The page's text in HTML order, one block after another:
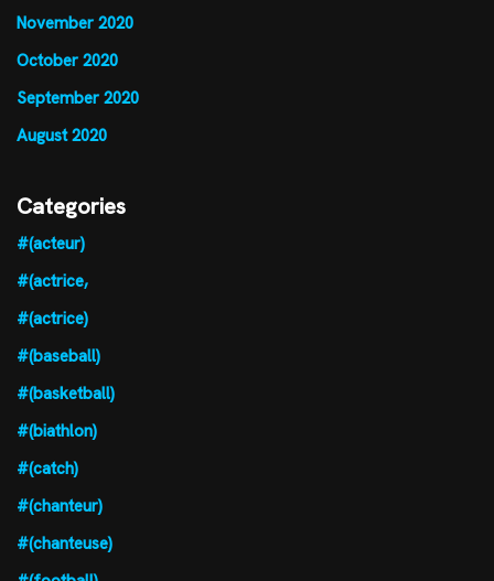
November 2020
October 2020
September 2020
August 2020
Categories
#(acteur)
#(actrice,
#(actrice)
#(baseball)
#(basketball)
#(biathlon)
#(catch)
#(chanteur)
#(chanteuse)